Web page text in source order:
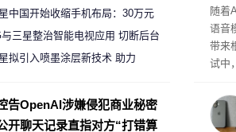
理”
随着
语音
带来
试中
互
桌面
中国开始收缩手机布局：30万元
额不达标门店 将被逐步清退
与三星整治智能电视应用 切断后台
享带宽的违规行为
拟引入喷墨涂层新技术 助力
告OpenAI涉嫌侵犯商业秘密
开聊天记录直指对方“打错算